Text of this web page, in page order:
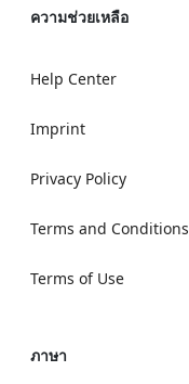
ความช่วยเหลือ
Help Center
Imprint
Privacy Policy
Terms and Conditions
Terms of Use
ภาษา